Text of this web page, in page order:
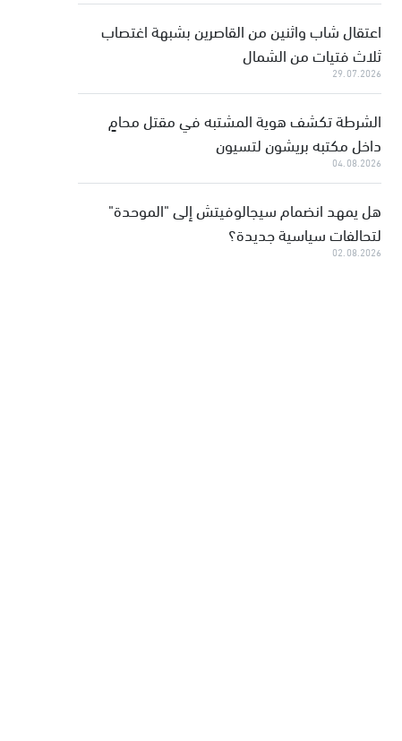
اعتقال شاب واثنين من القاصرين بشبهة اغتصاب
ثلاث فتيات من الشمال
29.07.2026
الشرطة تكشف هوية المشتبه في مقتل محامٍ
داخل مكتبه بريشون لتسيون
04.08.2026
هل يمهد انضمام سيجالوفيتش إلى "الموحدة"
لتحالفات سياسية جديدة؟
02.08.2026